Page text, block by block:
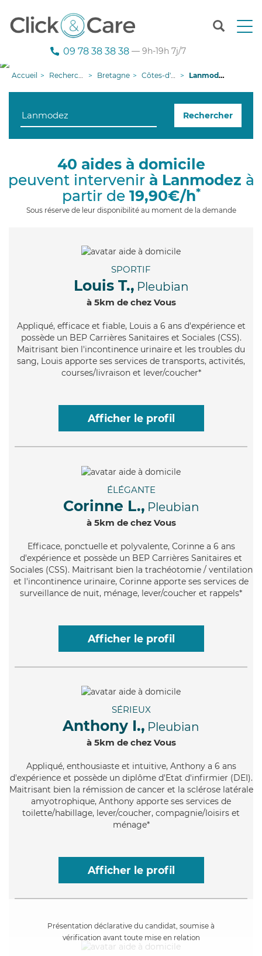
T
n
g
i
09 78 38 38 38 — 9h-19h 7j/7
Accueil Recherche aide à domicile Bretagne Côtes-d'armor Lanmodez
Rechercher
40 aides à domicile
peuvent intervenir à Lanmodez à
partir de 19,90€/h*
Sous réserve de leur disponibilité au moment de la demande
SPORTIF
Louis T., Pleubian
à 5km de chez Vous
Appliqué, efficace et fiable, Louis a 6 ans d'expérience et
possède un BEP Carrières Sanitaires et Sociales (CSS).
Maitrisant bien l'incontinence urinaire et les troubles du
sang, Louis apporte ses services de transports, activités,
courses/livraison et lever/coucher*
Afficher le profil
ÉLÉGANTE
Corinne L., Pleubian
à 5km de chez Vous
Efficace, ponctuelle et polyvalente, Corinne a 6 ans
d'expérience et possède un BEP Carrières Sanitaires et
Sociales (CSS). Maitrisant bien la trachéotomie / ventilation
et l'incontinence urinaire, Corinne apporte ses services de
surveillance de nuit, ménage, lever/coucher et rappels*
Afficher le profil
SÉRIEUX
Anthony I., Pleubian
à 5km de chez Vous
Appliqué, enthousiaste et intuitive, Anthony a 6 ans
d'expérience et possède un diplôme d'Etat d'infirmier (DEI).
Maitrisant bien la rémission de cancer et la sclérose latérale
amyotrophique, Anthony apporte ses services de
toilette/habillage, lever/coucher, compagnie/loisirs et
ménage*
Afficher le profil
Présentation déclarative du candidat, soumise à
vérification avant toute mise en relation